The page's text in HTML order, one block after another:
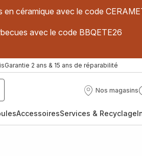
céramique avec le code
avec le code BBQETE26
Garantie 2 ans & 15 ans de réparabilité
Nos magasins
Nos
AccessoiresServices & Recyclage